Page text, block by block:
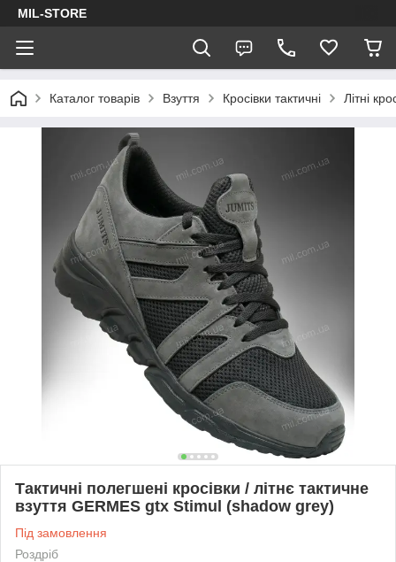
MIL-STORE
Каталог товарів Взуття Кросівки тактичні Літні
Тактичні полегшені кросівки / літнє тактичне
взуття GERMES gtx Stimul (shadow grey)
Під замовлення
Роздріб